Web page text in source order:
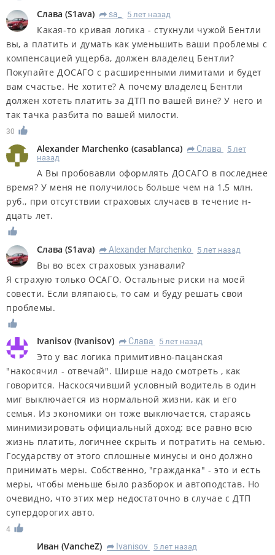
Слава (S1ava) R sa_ 5 лет назад
Какая-то кривая логика - стукнули чужой Бентли
вы, а платить и думать как уменьшить ваши проблемы с
компенсацией ущерба, должен владелец Бентли?
Покупайте ДОСАГО с расширенными лимитами и будет
вам счастье. Не хотите? А почему владелец Бентли
должен хотеть платить за ДТП по вашей вине? У него и
так тачка разбита по вашей милости.
30
Alexander Marchenko (casablanca) R Слава
5 лет
назад
А Вы пробовавли оформлять ДОСАГО в последнее
время? У меня не получилось больше чем на 1,5 млн.
руб., при отсутствии страховых случаев в течение н-
дцать лет.
Слава (S1ava) R Alexander Marchenko 5 лет назад
Вы во всех страховых узнавали?
Я страхую только ОСАГО. Остальные риски на моей
совести. Если вляпаюсь, то сам и буду решать свои
проблемы.
Ivanisov (Ivanisov) R Слава 5 лет назад
Это у вас логика примитивно-пацанская
"накосячил - отвечай". Ширше надо смотреть , как
говорится. Наскосячивший условный водитель в один
миг выключается из нормальной жизни, как и его
семья. Из экономики он тоже выключается, стараясь
минимизировать официальный доход: все равно всю
жизнь платить, логичнее скрыть и потратить на семью.
Государству от этого сплошные минусы и оно должно
принимать меры. Собственно, "гражданка" - это и есть
меры, чтобы меньше было разборок и автоподстав. Но
очевидно, что этих мер недостаточно в случае с ДТП
супердорогих авто.
4
Иван (VancheZ) R Ivanisov 5 лет назад